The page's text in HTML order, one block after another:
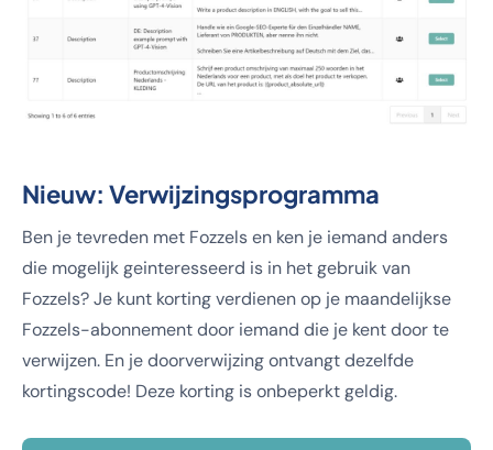
Nieuw: Verwijzingsprogramma
Ben je tevreden met Fozzels en ken je iemand anders
die mogelijk geinteresseerd is in het gebruik van
Fozzels? Je kunt korting verdienen op je maandelijkse
Fozzels-abonnement door iemand die je kent door te
verwijzen. En je doorverwijzing ontvangt dezelfde
kortingscode! Deze korting is onbeperkt geldig.